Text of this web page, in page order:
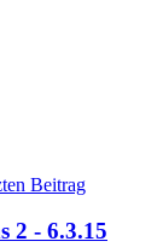
2 - 6.3.15